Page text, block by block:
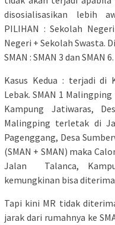
disosialisasikan lebih
PILIHAN : Sekolah
Negeri + Sekolah Swasta.
SMAN : SMAN 3 dan SMAN 6.
Kasus Kedua : terjadi di
Lebak. SMAN 1
Kampung Jatiwaras,
Malingping terletak di
Pagenggang, Desa
(SMAN + SMAN) maka
Jalan Talanca,
kemungkinan bisa
Tapi kini MR tidak
jarak dari rumahnya ke